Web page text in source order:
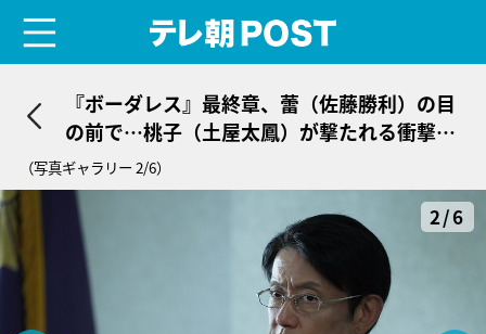
『ボーダレス』最終章、蕾（佐藤勝利）の目
の前で…桃子（土屋太鳳）が撃たれる衝撃展
開！
（写真ギャラリー 2/6）
2/6